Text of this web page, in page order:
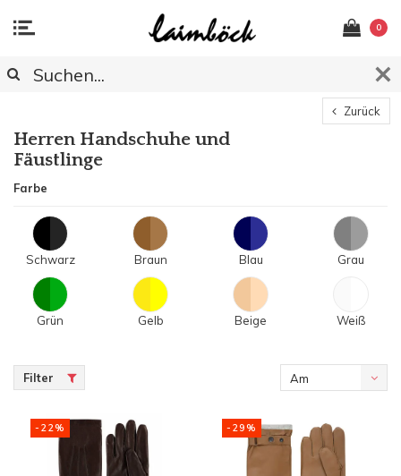
0
Zurück
Herren Handschuhe und
Fäustlinge
Farbe
Schwarz Braun Blau Grau
Grün Gelb Beige Weiß
Filter
Am
angesehen
-22% -29%